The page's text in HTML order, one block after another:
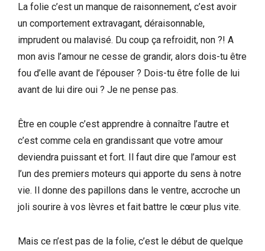
La folie c’est un manque de raisonnement, c’est avoir
un comportement extravagant, déraisonnable,
imprudent ou malavisé. Du coup ça refroidit, non ?! A
mon avis l’amour ne cesse de grandir, alors dois-tu être
fou d’elle avant de l’épouser ? Dois-tu être folle de lui
avant de lui dire oui ? Je ne pense pas.
Être en couple c’est apprendre à connaître l’autre et
c’est comme cela en grandissant que votre amour
deviendra puissant et fort. Il faut dire que l’amour est
l’un des premiers moteurs qui apporte du sens à notre
vie. Il donne des papillons dans le ventre, accroche un
joli sourire à vos lèvres et fait battre le cœur plus vite.
Mais ce n’est pas de la folie, c’est le début de quelque